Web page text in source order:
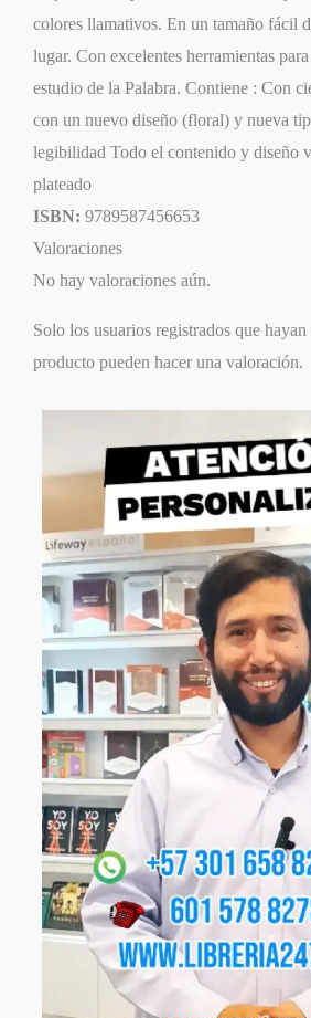
colores llamativos. En un tamaño fácil
lugar. Con excelentes herramientas
estudio de la Palabra. Contiene : Con
con un nuevo diseño (floral) y nueva
legibilidad Todo el contenido y diseño
plateado
ISBN: 9789587456653
Valoraciones
No hay valoraciones aún.
Solo los usuarios registrados que
producto pueden hacer una valoración.